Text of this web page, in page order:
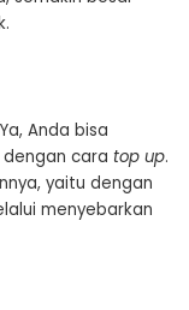
Anda bisa
cara top up.
yaitu dengan
menyebarkan